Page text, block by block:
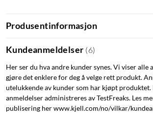
datamaskiner
Lader opptil fire enheter samtidig
GaN-teknologi gir 21 % mindre
W-lader
Thermal Guard-system med
temperatur
USB-C-kabel (240 W) inkludert
Produsentinformasjon
Kundeanmeldelser (6)
Her ser du hva andre kunder synes. Vi viser alle
gjøre det enklere for deg å velge rett produkt.
utelukkende av kunder som har kjøpt
anmeldelser administreres av TestFreaks. Les
publisering her www.kjell.com/no/vilkar/